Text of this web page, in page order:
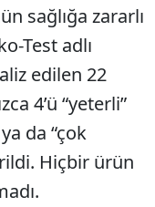
sağlığa zararlı
Test adlı
edilen 22
4’ü “yeterli”
da “çok
Hiçbir ürün